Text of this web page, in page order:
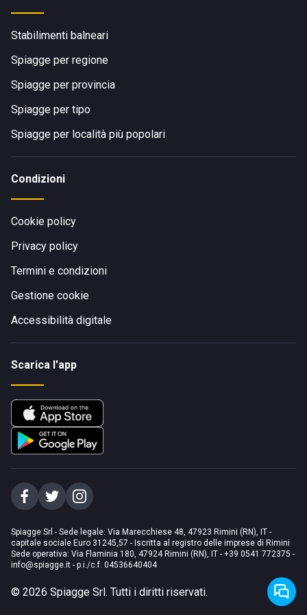
Stabilimenti balneari
Spiagge per regione
Spiagge per provincia
Spiagge per tipo
Spiagge per località più popolari
Condizioni
Cookie policy
Privacy policy
Termini e condizioni
Gestione cookie
Accessibilità digitale
Scarica l'app
Spiagge Srl - Sede legale: Via Marecchiese 48, 47923 Rimini (RN), IT -
capitale sociale Euro 31245,57 - Iscritta al registro delle imprese di Rimini
Sede operativa: Via Flaminia 180, 47924 Rimini (RN), IT - +39 0541 772375 -
info@spiagge.it - p.i./c.f. 04536640404
© 2026 Spiagge Srl. Tutti i diritti riservati.